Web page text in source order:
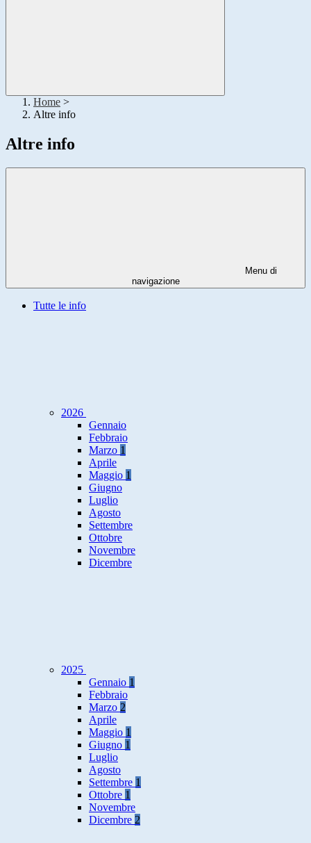
Home >
Altre info
Altre info
Menu di
navigazione
Tutte le info
2026
Gennaio
Febbraio
Marzo 1
Aprile
Maggio 1
Giugno
Luglio
Agosto
Settembre
Ottobre
Novembre
Dicembre
2025
Gennaio 1
Febbraio
Marzo 2
Aprile
Maggio 1
Giugno 1
Luglio
Agosto
Settembre 1
Ottobre 1
Novembre
Dicembre 2